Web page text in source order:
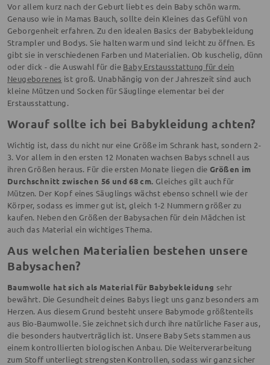
Vor allem kurz nach der Geburt liebt es dein Baby schön warm.
Genauso wie in Mamas Bauch, sollte dein Kleines das Gefühl von
Geborgenheit erfahren. Zu den idealen Basics der Babybekleidung
Strampler und Bodys. Sie halten warm und sind leicht zu öffnen. Es
gibt sie in verschiedenen Farben und Materialien. Ob kuschelig, dünn
oder dick - die Auswahl für die Baby Erstausstattung für dein
Neugeborenes ist groß. Unabhängig von der Jahreszeit sind auch
kleine Mützen und Socken für Säuglinge elementar bei der
Erstausstattung.
Worauf sollte ich bei Babykleidung achten?
Wichtig ist, dass du nicht nur eine Größe im Schrank hast, sondern 2-
3. Vor allem in den ersten 12 Monaten wachsen Babys schnell aus
ihren Größen heraus. Für die ersten Monate liegen dieGrößen im
Durchschnitt zwischen 56 und 68 cm. Gleiches gilt auch für
Mützen. Der Kopf eines Säuglings wächst ebenso schnell wie der
Körper, sodass es immer gut ist, gleich 1-2 Nummern größer zu
kaufen. Neben den Größen der Babysachen für dein Mädchen ist
auch das Material ein wichtiges Thema.
Aus welchen Materialien bestehen unsere
Babysachen?
Baumwolle hat sich als Material für Babybekleidung sehr
bewährt. Die Gesundheit deines Babys liegt uns ganz besonders am
Herzen. Aus diesem Grund besteht unsere Babymode größtenteils
aus Bio-Baumwolle. Sie zeichnet sich durch ihre natürliche Faser aus,
die besonders hautverträglich ist. Unsere Baby Sets stammen aus
einem kontrollierten biologischen Anbau. Die Weiterverarbeitung
zum Stoff unterliegt strengsten Kontrollen, sodass wir ganz sicher